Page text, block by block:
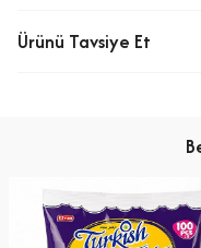
Ürünü Tavsiye Et